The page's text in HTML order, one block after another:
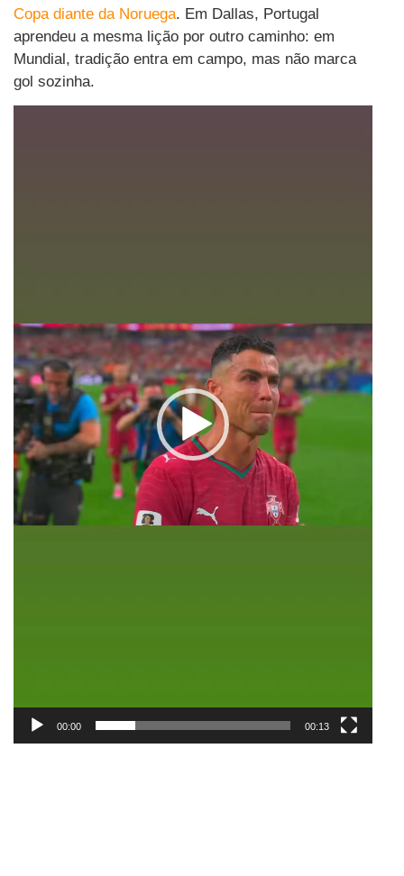
Copa diante da Noruega. Em Dallas, Portugal
aprendeu a mesma lição por outro caminho: em
Mundial, tradição entra em campo, mas não marca
gol sozinha.
00:00 00:13